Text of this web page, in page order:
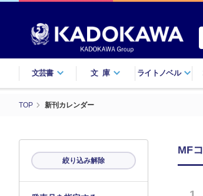
文芸書 文庫 ライトノベル
TOP 新刊カレンダー
MF
絞り込み解除